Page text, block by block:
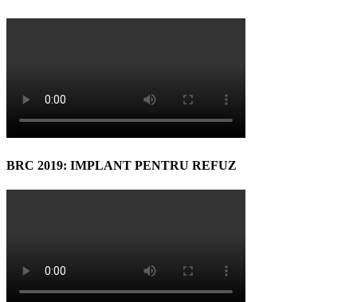
BRC 2019: IMPLANT PENTRU REFUZ